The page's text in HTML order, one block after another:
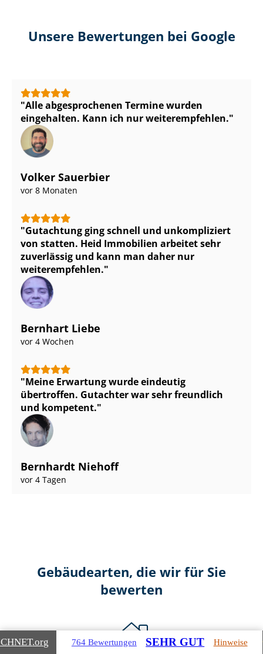
Unsere Bewertungen bei Google
Alle abgesprochenen Termine wurden
eingehalten. Kann ich nur weiterempfehlen.
Volker Sauerbier
vor 8 Monaten
Gutachtung ging schnell und unkompliziert
von statten. Heid Immobilien arbeitet sehr
zuverlässig und kann man daher nur
weiterempfehlen.
Bernhart Liebe
vor 4 Wochen
Meine Erwartung wurde eindeutig
übertroffen. Gutachter war sehr freundlich
und kompetent.
Bernhardt Niehoff
vor 4 Tagen
Gebäudearten, die wir für Sie
bewerten
.org 764 Bewertungen SEHR GUT Hinweise